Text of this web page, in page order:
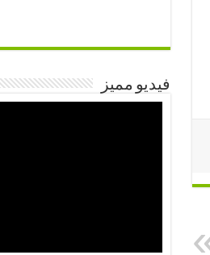
فيديو مميز